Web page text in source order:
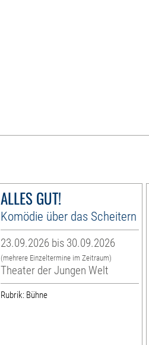
ALLES GUT!
Komödie über das Scheitern
23.09.2026 bis 30.09.2026
(mehrere Einzeltermine im Zeitraum)
Theater der Jungen Welt
Rubrik: Bühne